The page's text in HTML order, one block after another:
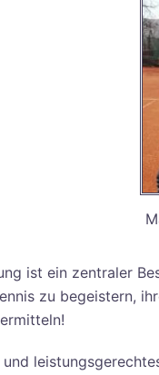
ist ein zentraler
zu begeistern,